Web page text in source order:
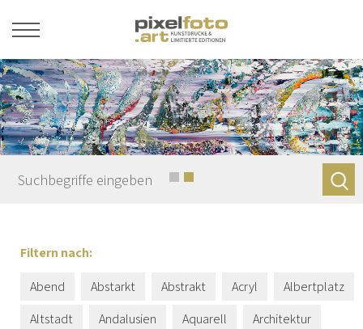
Filtern nach:
Abend
Abstarkt Abstrakt Acryl
Albertplatz
Altstadt
Andalusien Aquarell
Architektur